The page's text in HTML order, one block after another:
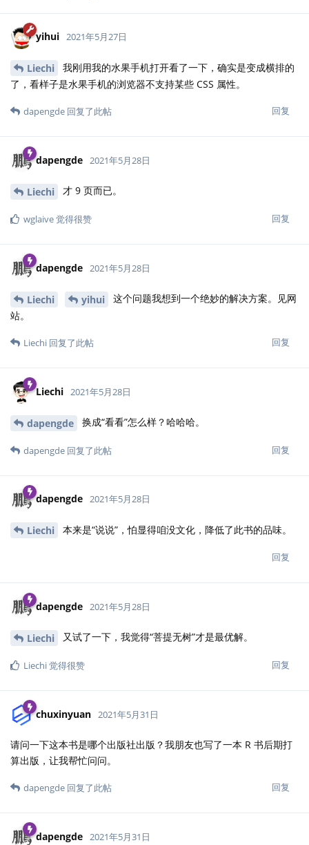
yihui 2021年5月27日
Liechi
我刚用我的水果手机打开看了一下，确实是变成横排的
了，看样子是水果手机的浏览器不支持某些 CSS 属性。
回复
dapengde 回复了此帖
dapengde 2021年5月28日
Liechi 才 9 页而已。
回复
wglaive觉得很赞
dapengde 2021年5月28日
Liechi yihui
这个问题我想到一个绝妙的解决方案。见网
站。
回复
Liechi 回复了此帖
Liechi 2021年5月28日
dapengde 换成“看看”怎么样？哈哈哈。
回复
dapengde 回复了此帖
dapengde 2021年5月28日
Liechi 本来是“说说”，怕显得咱没文化，降低了此书的品味。
回复
dapengde 2021年5月28日
Liechi 又试了一下，我觉得“菩提无树”才是最优解。
回复
Liechi觉得很赞
chuxinyuan 2021年5月31日
请问一下这本书是哪个出版社出版？我朋友也写了一本 R 书后期打
算出版，让我帮忙问问。
回复
dapengde 回复了此帖
dapengde 2021年5月31日